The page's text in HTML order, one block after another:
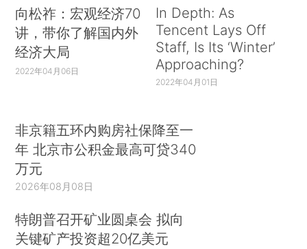
向松祚：宏观经济70
讲，带你了解国内外
经济大局
2022年04月06日
In Depth: As
Tencent Lays Off
Staff, Is Its ‘Winter’
Approaching?
2022年04月01日
非京籍五环内购房社保降至一
年 北京市公积金最高可贷340
万元
2026年08月08日
特朗普召开矿业圆桌会 拟向
关键矿产投资超20亿美元